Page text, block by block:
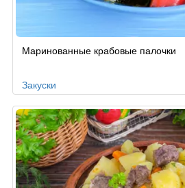
Маринованные крабовые палочки
Закуски